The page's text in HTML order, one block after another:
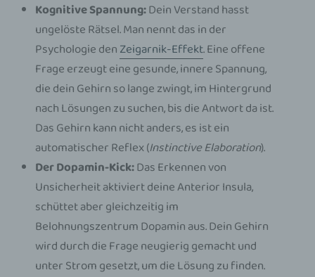
Kognitive Spannung:Dein Verstand hasst
ungelöste Rätsel. Man nennt das in der
Psychologie denZeigarnik-Effekt. Eine offene
Frage erzeugt eine gesunde, innere Spannung,
die dein Gehirn so lange zwingt, im Hintergrund
nach Lösungen zu suchen, bis die Antwort da ist.
Das Gehirn kann nicht anders, es ist ein
automatischer Reflex (Instinctive Elaboration).
Der Dopamin-Kick:Das Erkennen von
Unsicherheit aktiviert deine Anterior Insula,
schüttet aber gleichzeitig im
Belohnungszentrum Dopamin aus. Dein Gehirn
wird durch die Frage neugierig gemacht und
unter Strom gesetzt, um die Lösung zu finden.